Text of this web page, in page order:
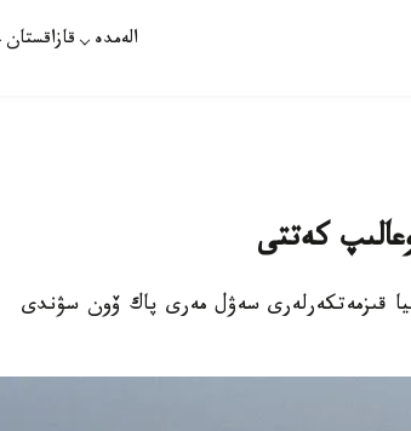
الەمدە قازاقستان
كەتتى
قىزمەتكەرلەرى سەۋل مەرى پاك ۆون سۋندى